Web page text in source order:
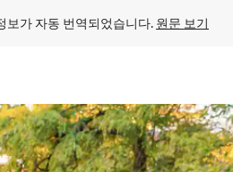
보가 자동 번역되었습니다. 원문 보기